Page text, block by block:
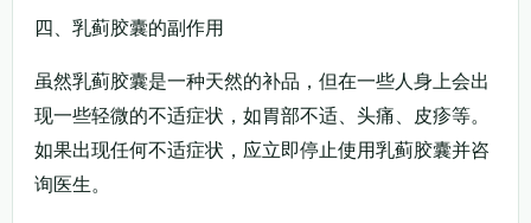
四、乳蓟胶囊的副作用
虽然乳蓟胶囊是一种天然的补品，但在一些人身上会出
现一些轻微的不适症状，如胃部不适、头痛、皮疹等。
如果出现任何不适症状，应立即停止使用乳蓟胶囊并咨
询医生。